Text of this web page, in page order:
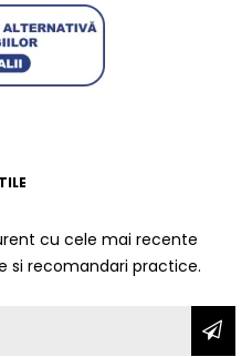
cu cele mai recente
si recomandari practice.